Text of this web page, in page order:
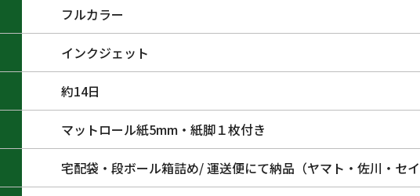
フルカラー
インクジェット
約14日
マットロール紙5mm・紙脚１枚付き
宅配袋・段ボール箱詰め/ 運送便にて納品（ヤマト・佐川・セイ